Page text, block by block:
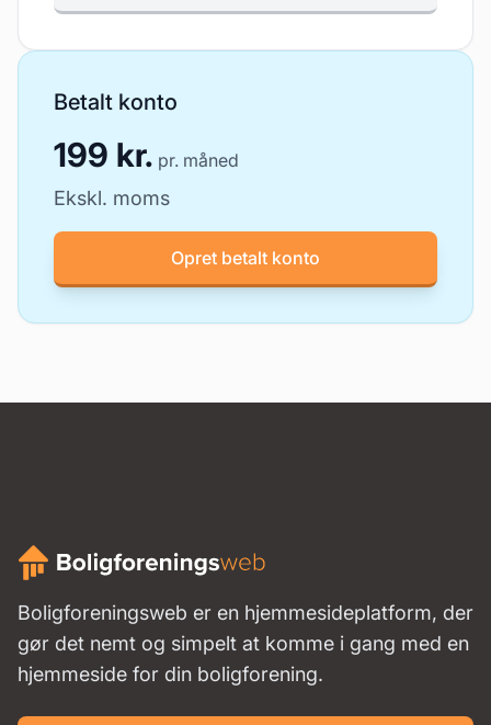
Betalt konto
199 kr. pr. måned
Ekskl. moms
Opret betalt konto
Boligforeningsweb er en hjemmesideplatform, der
gør det nemt og simpelt at komme i gang med en
hjemmeside for din boligforening.